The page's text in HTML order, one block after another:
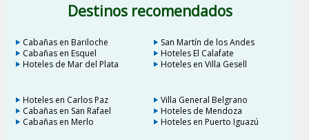
Destinos recomendados
Cabañas en Bariloche
San Martín de los Andes
Cabañas en Esquel
Hoteles El Calafate
Hoteles de Mar del Plata
Hoteles en Villa Gesell
Hoteles en Carlos Paz
Villa General Belgrano
Cabañas en San Rafael
Hoteles de Mendoza
Cabañas en Merlo
Hoteles en Puerto Iguazú